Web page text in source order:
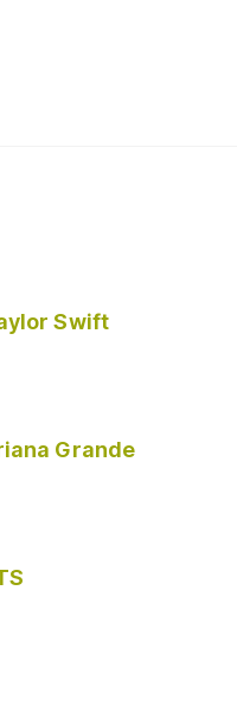
[explícita]
Swift
Grande